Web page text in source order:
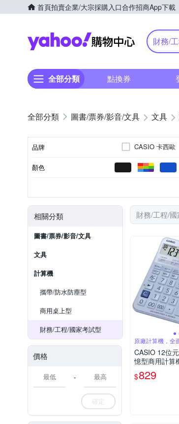
首頁拍賣企業/大宗採購入口合作招商App下載
Yahoo購物
財務/
全部分類 點換券
圖書/票券/影音/文具 文具
品牌 CASIO 卡西歐
顏色
相關分類
圖書/票券/影音/文具
文具
計算機
攜帶/防水防塵型
商用桌上型
財務/工程/國家考試型
價格
-
確定
財務/工程/
原廠計算機，全
CASIO 12位
憶型商用計算
US-LB(藍色)
$829